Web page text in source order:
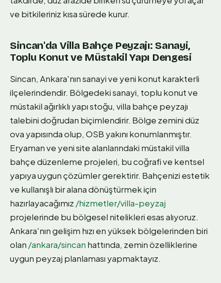
ve bitkileriniz kısa sürede kurur.
Sincan'da Villa Bahçe Peyzajı: Sanayi,
Toplu Konut ve Müstakil Yapı Dengesi
Sincan, Ankara'nın sanayi ve yeni konut karakterli
ilçelerindendir. Bölgedeki sanayi, toplu konut ve
müstakil ağırlıklı yapı stoğu, villa bahçe peyzajı
talebini doğrudan biçimlendirir. Bölge zemini düz
ova yapısında olup, OSB yakını konumlanmıştır.
Eryaman ve yeni site alanlarındaki müstakil villa
bahçe düzenleme projeleri, bu coğrafi ve kentsel
yapıya uygun çözümler gerektirir. Bahçenizi estetik
ve kullanışlı bir alana dönüştürmek için
hazırlayacağımız /hizmetler/villa-peyzaj
projelerinde bu bölgesel nitelikleri esas alıyoruz.
Ankara'nın gelişim hızı en yüksek bölgelerinden biri
olan /ankara/sincan hattında, zemin özelliklerine
uygun peyzaj planlaması yapmaktayız.